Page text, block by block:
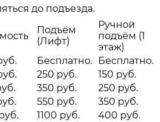
до подъезда.
Подъём
(Лифт)
Ручной
подъём (1
этаж)
Бесплатно.
Бесплатно.
250 руб.
150 руб.
350 руб.
250 руб.
550 руб.
350 руб.
1100 руб.
400 руб.